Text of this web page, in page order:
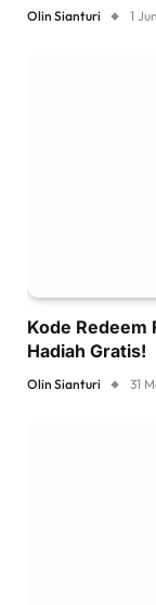
Olin Sianturi 1
Kode Redeem
Hadiah Gratis!
Olin Sianturi 31